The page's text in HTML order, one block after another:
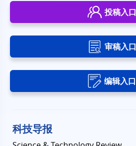
投稿入口
审稿入口
编辑入口
科技导报